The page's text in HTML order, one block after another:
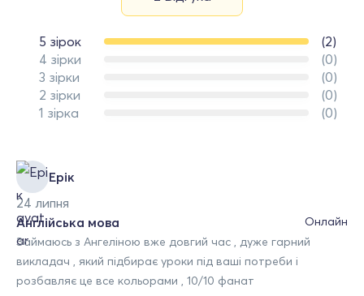
5 зірок
(2)
4 зірки
(0)
3 зірки
(0)
2 зірки
(0)
1 зірка
(0)
Ерік
24 липня
Онлайн
Англійська мова
Займаюсь з Ангеліною вже довгий час , дуже гарний
викладач , який підбирає уроки під ваші потреби і
розбавляє це все кольорами , 10/10 фанат